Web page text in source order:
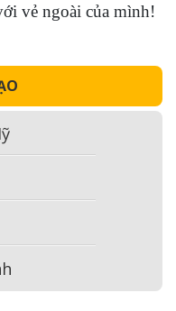
vẻ ngoài của mình!